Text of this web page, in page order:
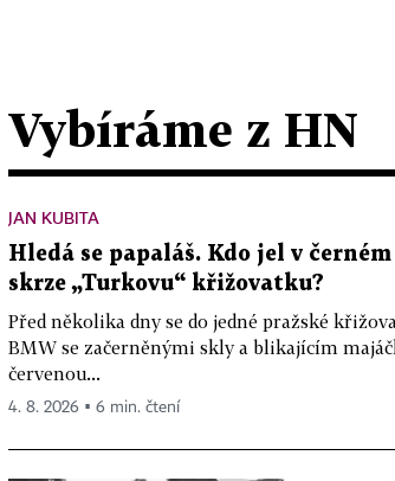
Vybíráme z HN
JAN KUBITA
Hledá se papaláš. Kdo jel v
skrze „Turkovu“ křižovatku?
Před několika dny se do jedné pražské
BMW se začerněnými skly a blikajícím
červenou...
4. 8. 2026 ▪ 6 min. čtení